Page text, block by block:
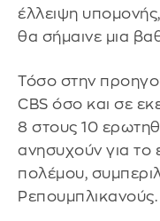
έλλειψη
θα σήμαινε μια
Τόσο στην
CBS όσο και σε
8 στους 10
ανησυχούν για το
πολέμου,
Ρεπουμπλικανούς.